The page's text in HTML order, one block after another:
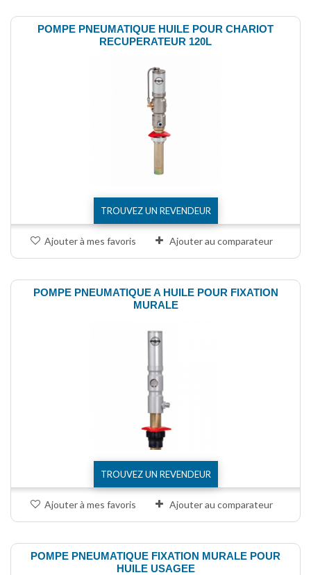
POMPE PNEUMATIQUE HUILE POUR CHARIOT
RECUPERATEUR 120L
TROUVEZ UN REVENDEUR
Ajouter à mes favoris Ajouter au comparateur
POMPE PNEUMATIQUE A HUILE POUR FIXATION
MURALE
TROUVEZ UN REVENDEUR
Ajouter à mes favoris Ajouter au comparateur
POMPE PNEUMATIQUE FIXATION MURALE POUR
HUILE USAGEE